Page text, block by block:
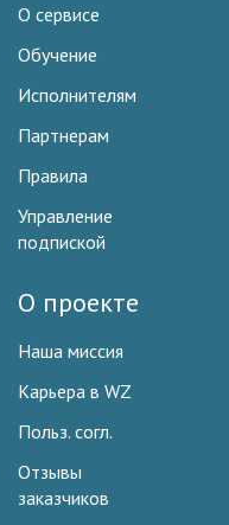
О сервисе
Обучение
Исполнителям
Партнерам
Правила
Управление
подпиской
О проекте
Наша миссия
Карьера в WZ
Польз. согл.
Отзывы
заказчиков